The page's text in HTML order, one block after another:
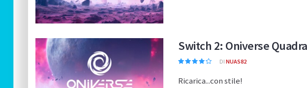
Switch 2: Oniverse
DI NUAS82
Ricarica...con stile!